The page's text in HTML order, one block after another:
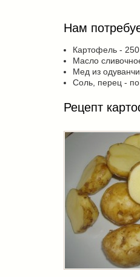
Нам
Картофель -
Масло
Мед из
Соль, перец - по
Рецепт